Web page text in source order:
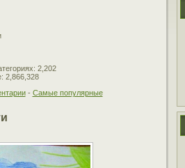
2,202
2,866,328
- Самые популярные